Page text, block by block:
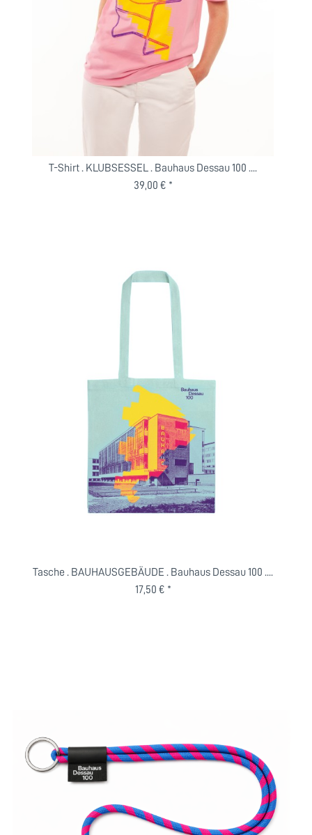
T-Shirt . KLUBSESSEL . Bauhaus Dessau 100 ....
39,00 € *
Tasche . BAUHAUSGEBÄUDE . Bauhaus Dessau 100 ....
17,50 € *